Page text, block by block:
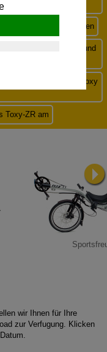
Modellen im Norden
EUROBIKE: `Komfort und
Award goes to Toxy
Toxy-ZR am
wir Ihnen für Ihre
zur Verfugung. Klicken